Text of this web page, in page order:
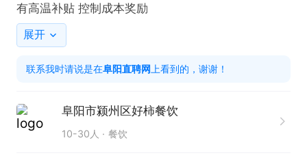
有高温补贴 控制成本奖励
展开
联系我时请说是在阜阳直聘网 上看到的，谢谢！
阜阳市颍州区好柿餐饮
10-30人 餐饮